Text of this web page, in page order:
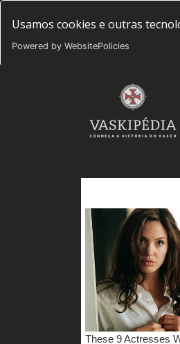
Usamos cookies e outras
Powered by WebsitePolicies